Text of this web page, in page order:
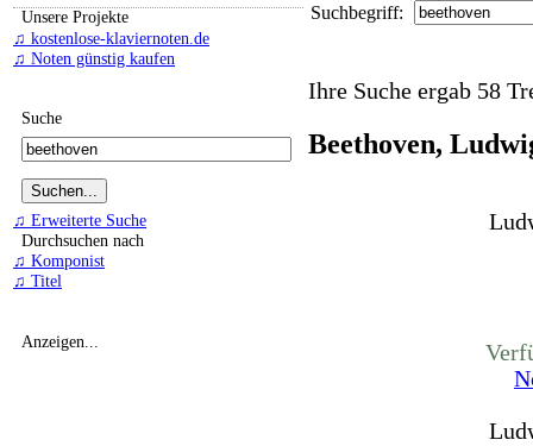
Unsere Projekte
♫ kostenlose-klaviernoten.de
♫ Noten günstig kaufen
Suche
♫ Erweiterte Suche
Durchsuchen nach
♫ Komponist
♫ Titel
Anzeigen...
Suchbegriff:
Ihre Suche ergab 58
Beethoven,